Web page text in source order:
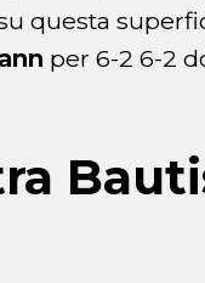
questa
per 6-2 6-2